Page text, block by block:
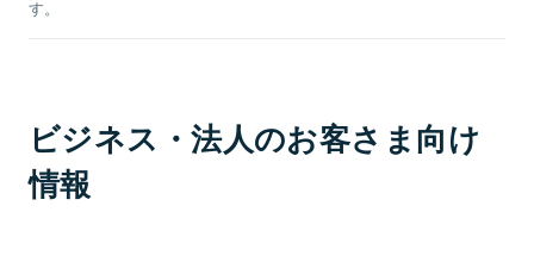
す。
ビジネス・法人のお客さま向け
情報